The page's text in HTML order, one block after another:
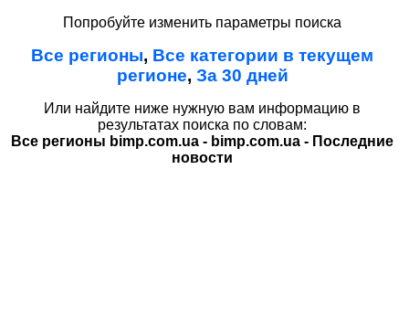
Попробуйте изменить параметры поиска
Все регионы, Все категории в текущем
регионе, За 30 дней
Или найдите ниже нужную вам информацию в
результатах поиска по словам:
Все регионы bimp.com.ua - bimp.com.ua - Последние
новости